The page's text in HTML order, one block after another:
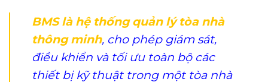
BMS là hệ thống quản lý tòa nhà
thông minh, cho phép giám sát,
điều khiển và tối ưu toàn bộ các
thiết bị kỹ thuật trong một tòa nhà